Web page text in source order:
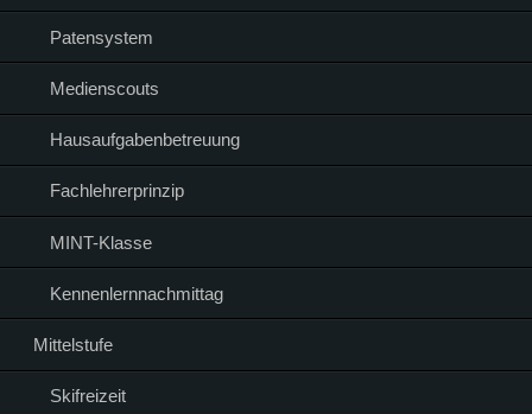
Patensystem
Medienscouts
Hausaufgabenbetreuung
Fachlehrerprinzip
MINT-Klasse
Kennenlernnachmittag
Mittelstufe
Skifreizeit